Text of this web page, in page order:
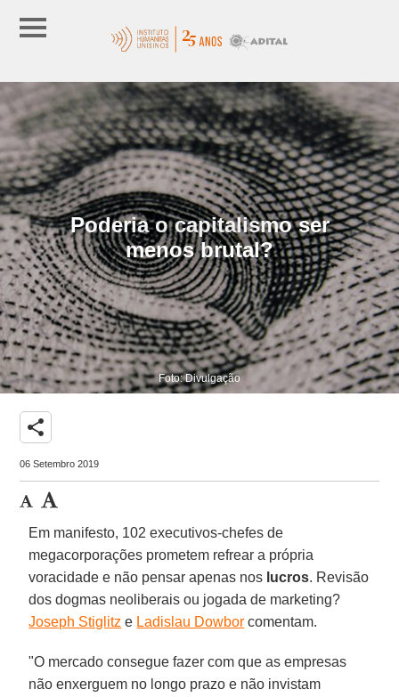
Poderia o capitalismo ser
menos brutal?
Foto: Divulgação
share
06 Setembro 2019
Em manifesto, 102 executivos-chefes de
megacorporações prometem refrear a própria
voracidade e não pensar apenas nos lucros. Revisão
dos dogmas neoliberais ou jogada de marketing?
Joseph Stiglitz e Ladislau Dowbor comentam.
"O mercado consegue fazer com que as empresas
não enxerguem no longo prazo e não invistam